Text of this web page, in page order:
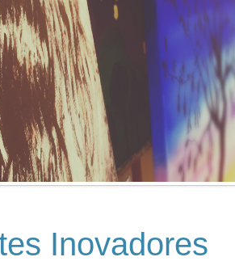
Inovadores